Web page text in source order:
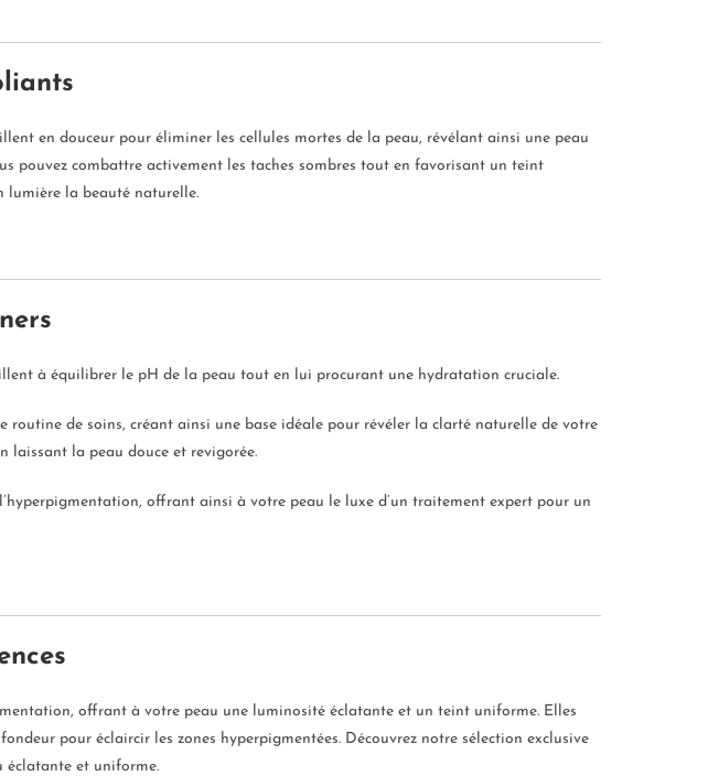
en douceur pour éliminer les cellules mortes de la peau, révélant ainsi une peau
pouvez combattre activement les taches sombres tout en favorisant un teint
lumière la beauté naturelle.
à équilibrer le pH de la peau tout en lui procurant une hydratation cruciale.
de soins, créant ainsi une base idéale pour révéler la clarté naturelle de votre
laissant la peau douce et revigorée.
offrant ainsi à votre peau le luxe d’un traitement expert pour un
offrant à votre peau une luminosité éclatante et un teint uniforme. Elles
pour éclaircir les zones hyperpigmentées. Découvrez notre sélection exclusive
éclatante et uniforme.